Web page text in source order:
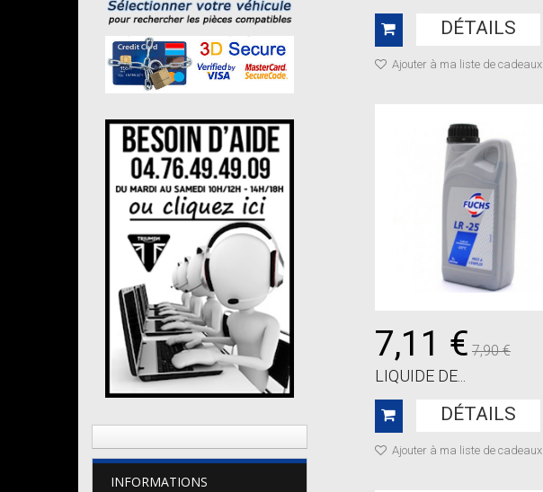
INFORMATIONS
DÉTAILS
Ajouter à ma liste de cadeaux
7,11 € 7,90 €
LIQUIDE DE...
DÉTAILS
Ajouter à ma liste de cadeaux